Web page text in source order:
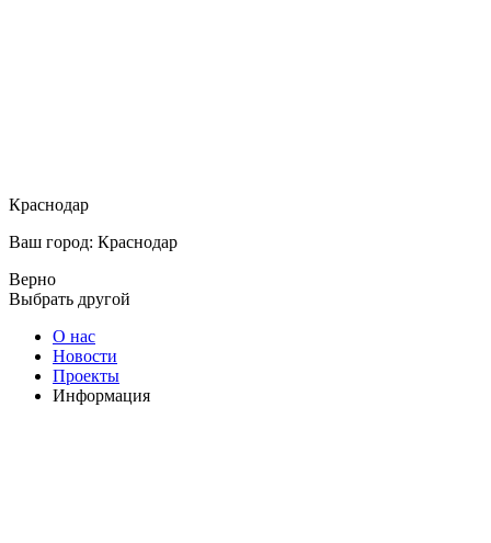
Краснодар
Ваш город: Краснодар
Верно
Выбрать другой
О нас
Новости
Проекты
Информация